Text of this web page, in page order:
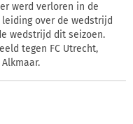
werd verloren in de
over de wedstrijd
wedstrijd dit seizoen.
tegen FC Utrecht,